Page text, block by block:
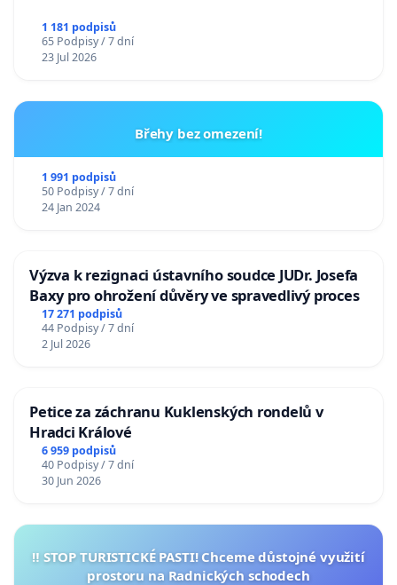
1 181 podpisů
65 Podpisy / 7 dní
23 Jul 2026
Břehy bez omezení!
1 991 podpisů
50 Podpisy / 7 dní
24 Jan 2024
Výzva k rezignaci ústavního soudce JUDr. Josefa
Baxy pro ohrožení důvěry ve spravedlivý proces
17 271 podpisů
44 Podpisy / 7 dní
2 Jul 2026
Petice za záchranu Kuklenských rondelů v
Hradci Králové
6 959 podpisů
40 Podpisy / 7 dní
30 Jun 2026
‼️ STOP TURISTICKÉ PASTI! Chceme důstojné využití
prostoru na Radnických schodech